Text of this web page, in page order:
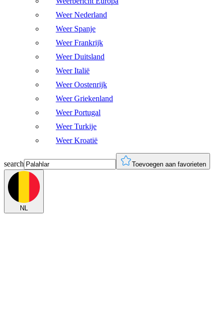
Weer Nederland
Weer Spanje
Weer Frankrijk
Weer Duitsland
Weer Italië
Weer Oostenrijk
Weer Griekenland
Weer Portugal
Weer Turkije
Weer Kroatië
search Toevoegen aan favorieten
NL